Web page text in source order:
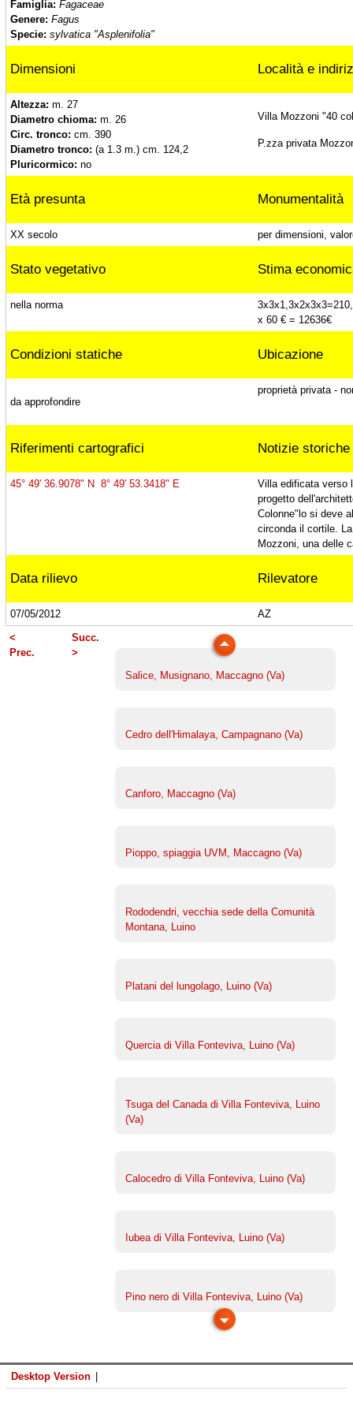
Famiglia: Fagaceae
Genere: Fagus
Specie: sylvatica "Asplenifolia"
Dimensioni Località e
Altezza: m. 27
Diametro chioma: m. 26
Circ. tronco: cm. 390
Diametro tronco: (a 1.3 m.) cm. 124,2
Pluricormico: no
Villa Mozzoni "40
P.zza privata
Età presunta Monumentalità
XX secolo per dimensioni,
Stato vegetativo Stima
nella norma
x 60 € = 12636€
Condizioni statiche Ubicazione
da approfondire
proprietà privata -
Riferimenti cartografici Notizie storiche
45° 49' 36.9078" N 8° 49' 53.3418" E
Villa edificata verso
progetto
Colonne"lo si deve
circonda il cortile.
Mozzoni, una delle
Data rilievo Rilevatore
07/05/2012 AZ
Salice, Musignano, Maccagno (Va)
Cedro dell'Himalaya, Campagnano (Va)
Canforo, Maccagno (Va)
Pioppo, spiaggia UVM, Maccagno (Va)
Rododendri, vecchia sede della Comunità
Montana, Luino
Platani del lungolago, Luino (Va)
Quercia di Villa Fonteviva, Luino (Va)
Tsuga del Canada di Villa Fonteviva, Luino
(Va)
Calocedro di Villa Fonteviva, Luino (Va)
Iubea di Villa Fonteviva, Luino (Va)
Pino nero di Villa Fonteviva, Luino (Va)
Tiglio europeo, Ternate (Va)
Tiglio plathyphyllos, Ternate (Va)
Cedro di Villa Borromeo, Viggiù (Va)
Platano di Punta Lavello, Brezzo di Bedero
<
Prec.
Succ.
>
Desktop Version